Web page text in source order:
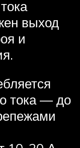
выход
и
тока — до